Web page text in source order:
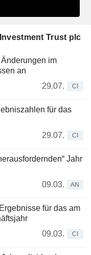
Trust plc
im
an
29.07.
CI
für das
29.07.
CI
Jahr
09.03.
AN
für das am
09.03.
CI